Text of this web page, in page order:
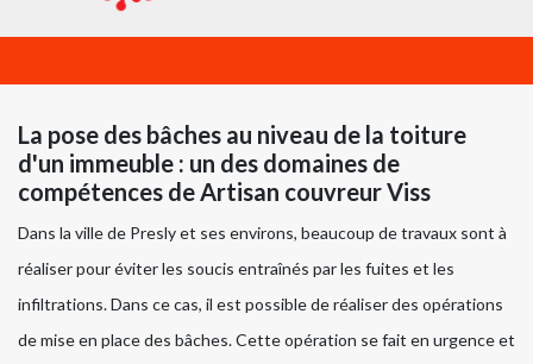
La pose des bâches au niveau de la toiture
d'un immeuble : un des domaines de
compétences de Artisan couvreur Viss
Dans la ville de Presly et ses environs, beaucoup de travaux sont à
réaliser pour éviter les soucis entraînés par les fuites et les
infiltrations. Dans ce cas, il est possible de réaliser des opérations
de mise en place des bâches. Cette opération se fait en urgence et